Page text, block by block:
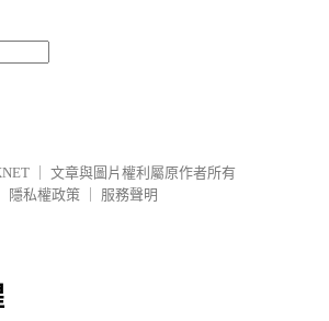
文章與圖片權利屬原作者所有
隱私權政策
服務聲明